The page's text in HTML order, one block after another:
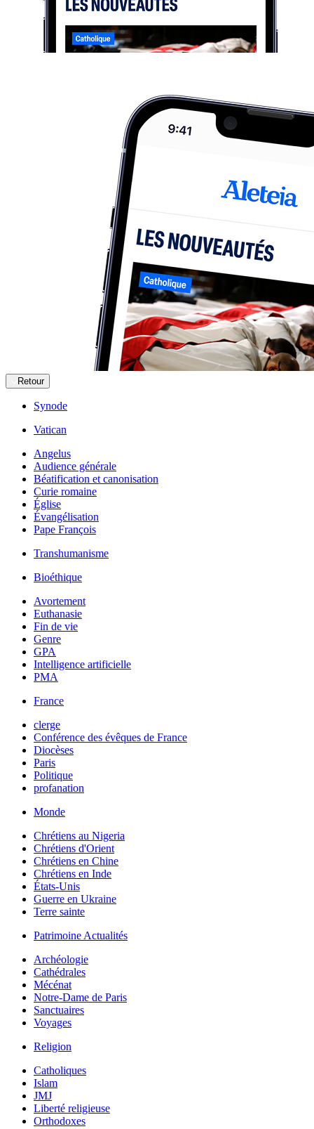
Retour
Synode
Vatican
Angelus
Audience générale
Béatification et canonisation
Curie romaine
Église
Évangélisation
Pape François
Transhumanisme
Bioéthique
Avortement
Euthanasie
Fin de vie
Genre
GPA
Intelligence artificielle
PMA
France
clerge
Conférence des évêques de France
Diocèses
Paris
Politique
profanation
Monde
Chrétiens au Nigeria
Chrétiens d'Orient
Chrétiens en Chine
Chrétiens en Inde
États-Unis
Guerre en Ukraine
Terre sainte
Patrimoine Actualités
Archéologie
Cathédrales
Mécénat
Notre-Dame de Paris
Sanctuaires
Voyages
Religion
Catholiques
Islam
JMJ
Liberté religieuse
Orthodoxes